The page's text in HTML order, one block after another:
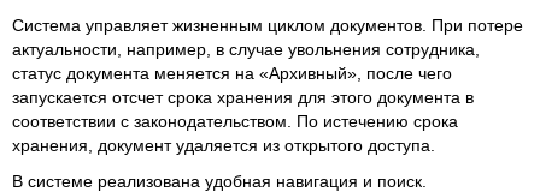
Система управляет жизненным циклом документов. При потере
актуальности, например, в случае увольнения сотрудника,
статус документа меняется на «Архивный», после чего
запускается отсчет срока хранения для этого документа в
соответствии с законодательством. По истечению срока
хранения, документ удаляется из открытого доступа.
В системе реализована удобная навигация и поиск.